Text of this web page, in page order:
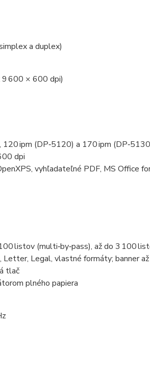
a duplex)
600 × 600 dpi)
ipm (DP‑5120) a 170 ipm
dpi
vyhľadateľné PDF, MS Office
listov (multi‑by‑pass), až do 3 100
Legal, vlastné formáty; banner
tlač
plného papiera